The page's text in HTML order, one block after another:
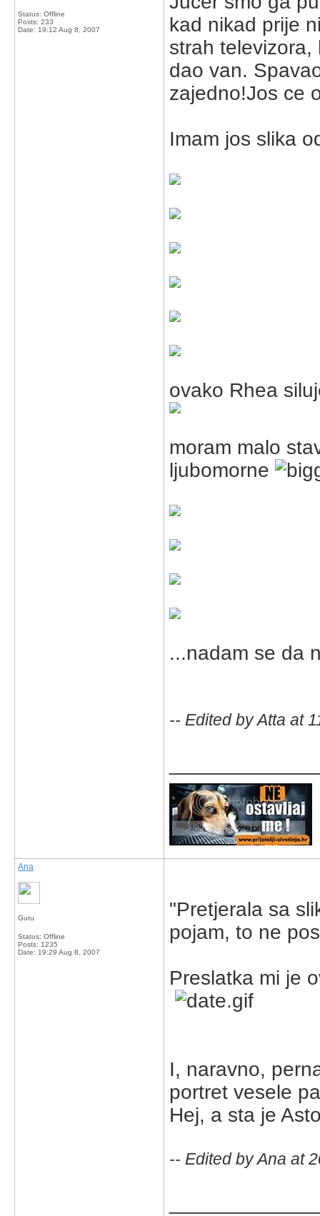
Status: Offline
Posts: 233
Date: 19:12 Aug 8, 2007
kad nikad prije
strah televizora,
dao van.
zajedno!Jos ce
Imam jos slika
ovako Rhea
moram malo
ljubomorne
...nadam se da
-- Edited by Atta at
Ana
Guru
Status: Offline
Posts: 1235
Date: 19:29 Aug 8, 2007
"Pretjerala sa
pojam, to ne
Preslatka mi je
I, naravno,
portret vesele
Hej, a sta je
-- Edited by Ana at